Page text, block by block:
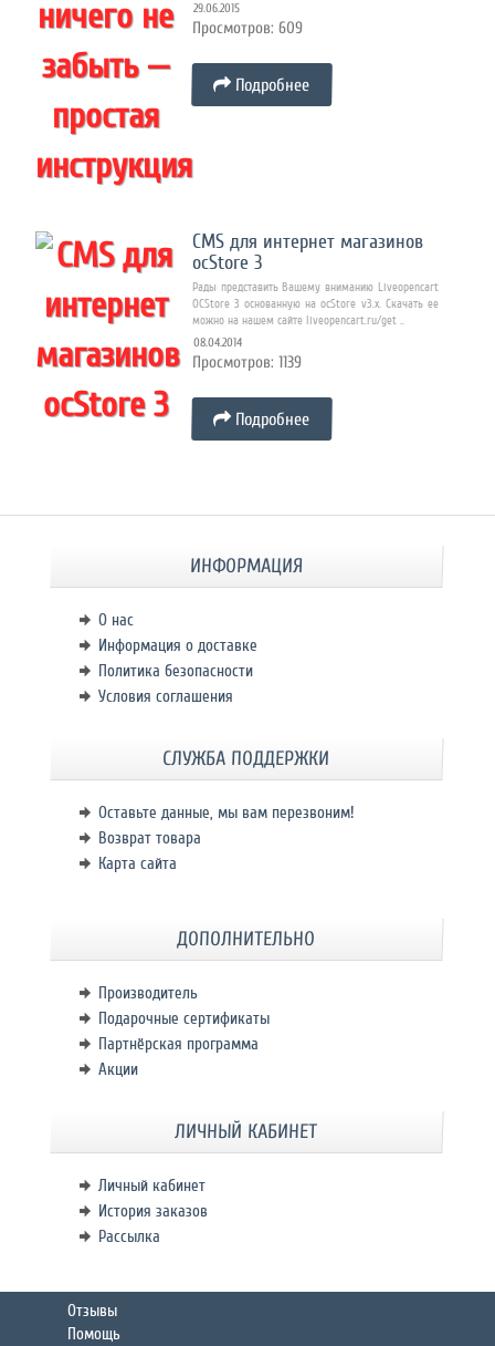
29.06.2015
Просмотров: 609
Подробнее
CMS для интернет магазинов
ocStore 3
Рады представить Вашему вниманию Liveopencart
OCStore 3 основанную на ocStore v3.x. Скачать ее
можно на нашем сайте liveopencart.ru/get ..
08.04.2014
Просмотров: 1139
Подробнее
ИНФОРМАЦИЯ
О нас
Информация о доставке
Политика безопасности
Условия соглашения
СЛУЖБА ПОДДЕРЖКИ
Оставьте данные, мы вам перезвоним!
Возврат товара
Карта сайта
ДОПОЛНИТЕЛЬНО
Производитель
Подарочные сертификаты
Партнёрская программа
Акции
ЛИЧНЫЙ КАБИНЕТ
Личный кабинет
История заказов
Рассылка
Отзывы
Помощь